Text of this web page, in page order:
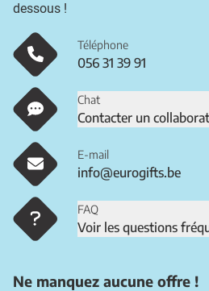
dessous !
Téléphone
056 31 39 91
Chat
Contacter un
E-mail
info@eurogifts.be
FAQ
Voir les questions
Ne manquez aucune offre !